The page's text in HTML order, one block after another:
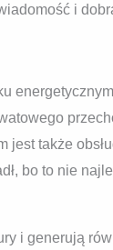
i
także
bo to nie
i generują